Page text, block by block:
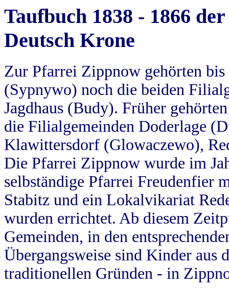
Taufbuch 1838 - 1866
Deutsch Krone
Zur Pfarrei Zippnow gehörten
(Sypnywo) noch die beiden
Jagdhaus (Budy). Früher
die Filialgemeinden Doderlage
Klawittersdorf (Glowaczewo),
Die Pfarrei Zippnow wurde im
selbständige Pfarrei Freudenfier
Stabitz und ein Lokalvikariat
wurden errichtet. Ab diesem
Gemeinden, in den
Übergangsweise sind Kinder aus
traditionellen Gründen - in